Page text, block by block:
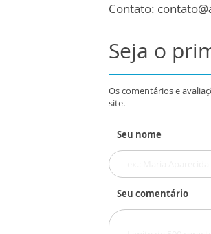
Contato:
Seja o
Os comentários e
site.
Seu nome
Seu comentário